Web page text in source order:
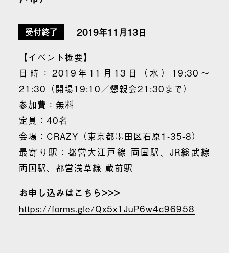
受付終了
2019年11月13日
【イベント概要】
日時：2019年11月13日（水）19:30～
21:30（開場19:10／懇親会21:30まで）
参加費：無料
定員：40名
会場：CRAZY（東京都墨田区石原1-35-8）
最寄り駅：都営大江戸線 両国駅、JR総武線
両国駅、都営浅草線 蔵前駅
お申し込みはこちら>>>
https://forms.gle/Qx5x1JuP6w4c96958